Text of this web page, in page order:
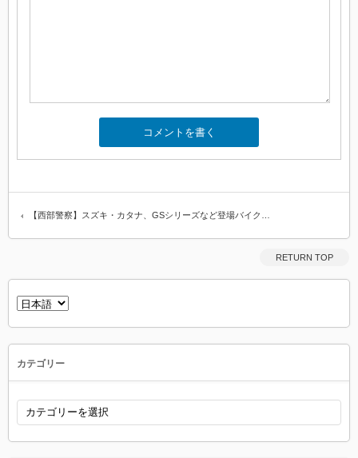
【西部警察】スズキ・カタナ、GSシリーズなど登場バイク…
RETURN TOP
言
語
カテゴリー
カ
ゴ
リ